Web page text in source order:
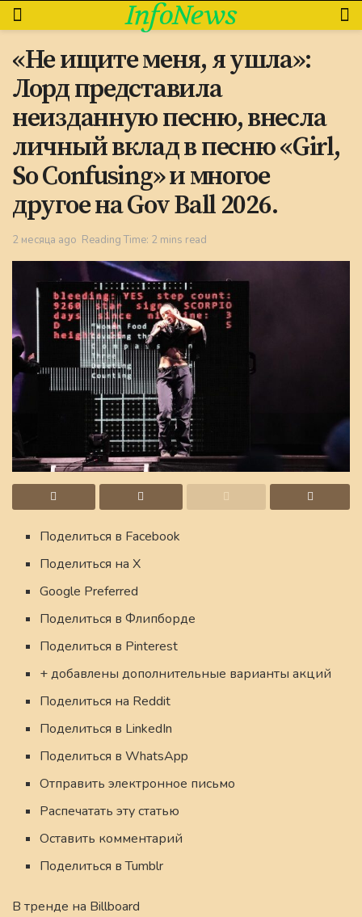
InfoNews
«Не ищите меня, я ушла»:
Лорд представила
неизданную песню, внесла
личный вклад в песню «Girl,
So Confusing» и многое
другое на Gov Ball 2026.
2 месяца ago Reading Time: 2 mins read
Поделиться в Facebook
Поделиться на X
Google Preferred
Поделиться в Флипборде
Поделиться в Pinterest
+ добавлены дополнительные варианты акций
Поделиться на Reddit
Поделиться в LinkedIn
Поделиться в WhatsApp
Отправить электронное письмо
Распечатать эту статью
Оставить комментарий
Поделиться в Tumblr
В тренде на Billboard